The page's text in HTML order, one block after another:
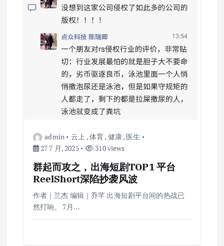
admin 云上 ,体育, 健康, 医生
27 7 月, 2025
310 views
群起而攻之，出海短剧TOP1 平台
ReelShort深陷抄袭风波
作者｜兰杰 编辑｜乔芊 出海短剧平台间的热战已
然打响。 7月…